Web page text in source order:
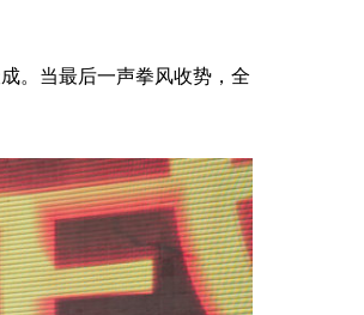
。当最后一声拳风收势，全